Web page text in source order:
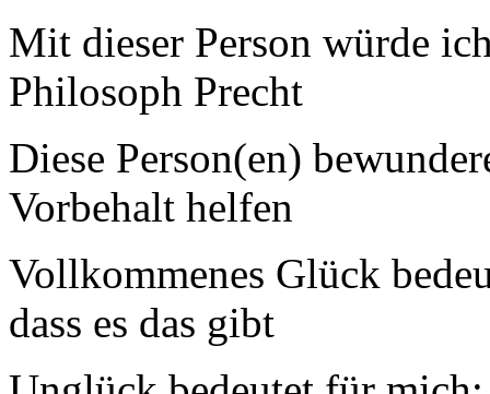
Mit dieser Person würde
Philosoph Precht
Diese Person(en)
Vorbehalt helfen
Vollkommenes Glück
dass es das gibt